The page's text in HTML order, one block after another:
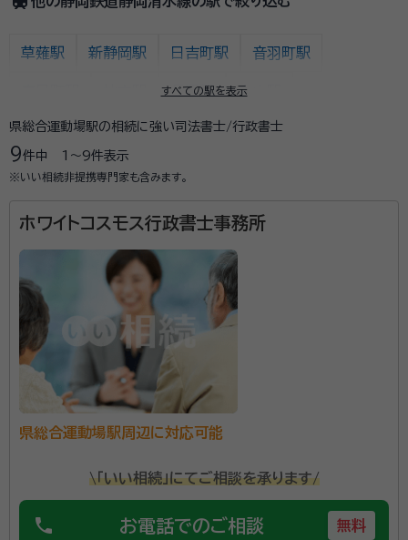
すべての駅を表示
草薙駅 新静岡駅 日吉町駅 音羽町駅
長沼駅 古庄駅
県総合運動場駅 県立美術館前駅 御門台駅
県総合運動場駅の相続に強い司法書士/行政書士
9件中 1〜9件表示
※いい相続非提携専門家も含みます。
ホワイトコスモス行政書士事務所
県総合運動場駅周辺に対応可能
\「いい相続」にてご相談を承ります/
phone お電話でのご相談 無料